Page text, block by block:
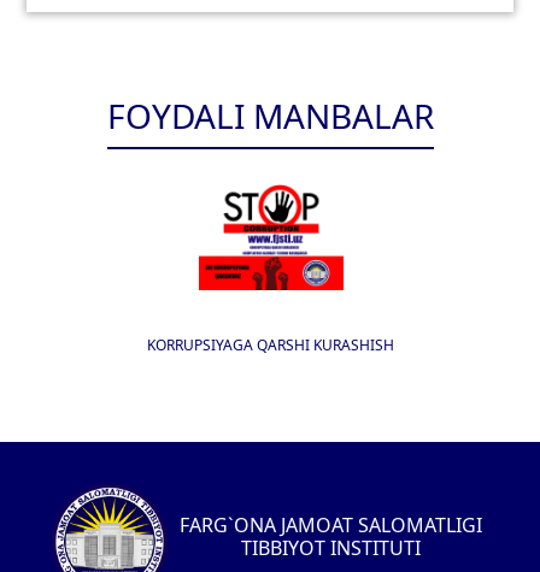
FOYDALI MANBALAR
KORRUPSIYAGA QARSHI KURASHISH
FARG`ONA JAMOAT SALOMATLIGI
TIBBIYOT INSTITUTI